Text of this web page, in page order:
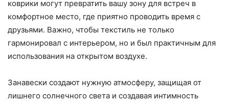
коврики могут превратить вашу зону для встреч в
комфортное место, где приятно проводить время с
друзьями. Важно, чтобы текстиль не только
гармонировал с интерьером, но и был практичным для
использования на открытом воздухе.
Занавески создают нужную атмосферу, защищая от
лишнего солнечного света и создавая интимность